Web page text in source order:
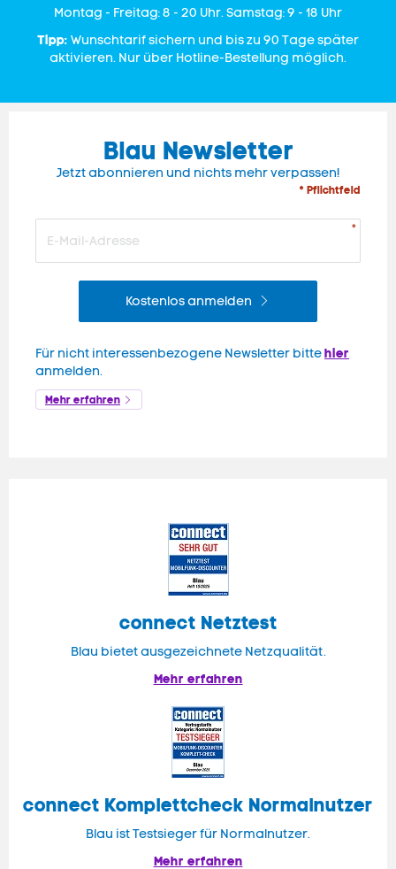
Mon­tag - Freitag: 8 - 20 Uhr. Samstag: 9 - 18 Uhr
Tipp: Wunschtarif sichern und bis zu 90 Tage später
aktivieren. Nur über Hotline-Bestellung möglich.
Blau Newsletter
Jetzt abonnieren und nichts mehr verpassen!
* Pflichtfeld
Kostenlos anmelden
Für nicht interessenbezogene Newsletter bittehier
anmelden.
Mehr erfahren
connect Netztest
Blau bietet ausgezeichnete Netzqualität.
Mehr erfahren
connect Komplettcheck Normalnutzer
Blau ist Testsieger für Normalnutzer.
Mehr erfahren